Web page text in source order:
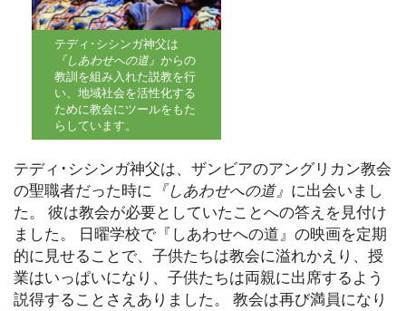
テディ･シシンガ神父は
『しあわせへの道』 からの
教訓を組み入れた説教を行
い、地域社会を活性化する
ために教会にツールをもた
らしています。
テディ･シシンガ神父は、ザンビアのアングリカン教会
の聖職者だった時に 『しあわせへの道』 に出会いまし
た。 彼は教会が必要としていたことへの答えを見付け
ました。 日曜学校で『しあわせへの道』の映画を定期
的に見せることで、子供たちは教会に溢れかえり、授
業はいっぱいになり、子供たちは両親に出席するよう
説得することさえありました。
教会は再び満員になり